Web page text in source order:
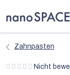
Inhalt
Zahnpasten
Die
Nicht